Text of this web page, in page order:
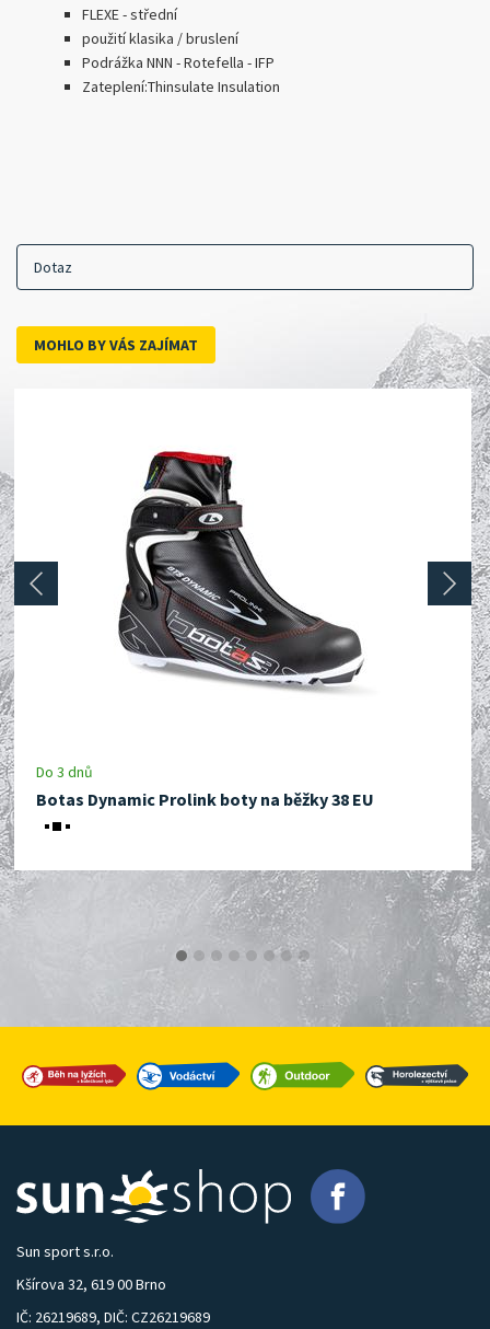
FLEXE - střední
použití klasika / bruslení
Podrážka NNN - Rotefella - IFP
Zateplení:Thinsulate Insulation
Dotaz
MOHLO BY VÁS ZAJÍMAT
Do 3 dnů
Botas Dynamic Prolink boty na běžky 38 EU
prev next
Sun sport s.r.o.
Kšírova 32, 619 00 Brno
IČ: 26219689, DIČ: CZ26219689